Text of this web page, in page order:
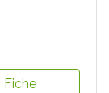
Fiche